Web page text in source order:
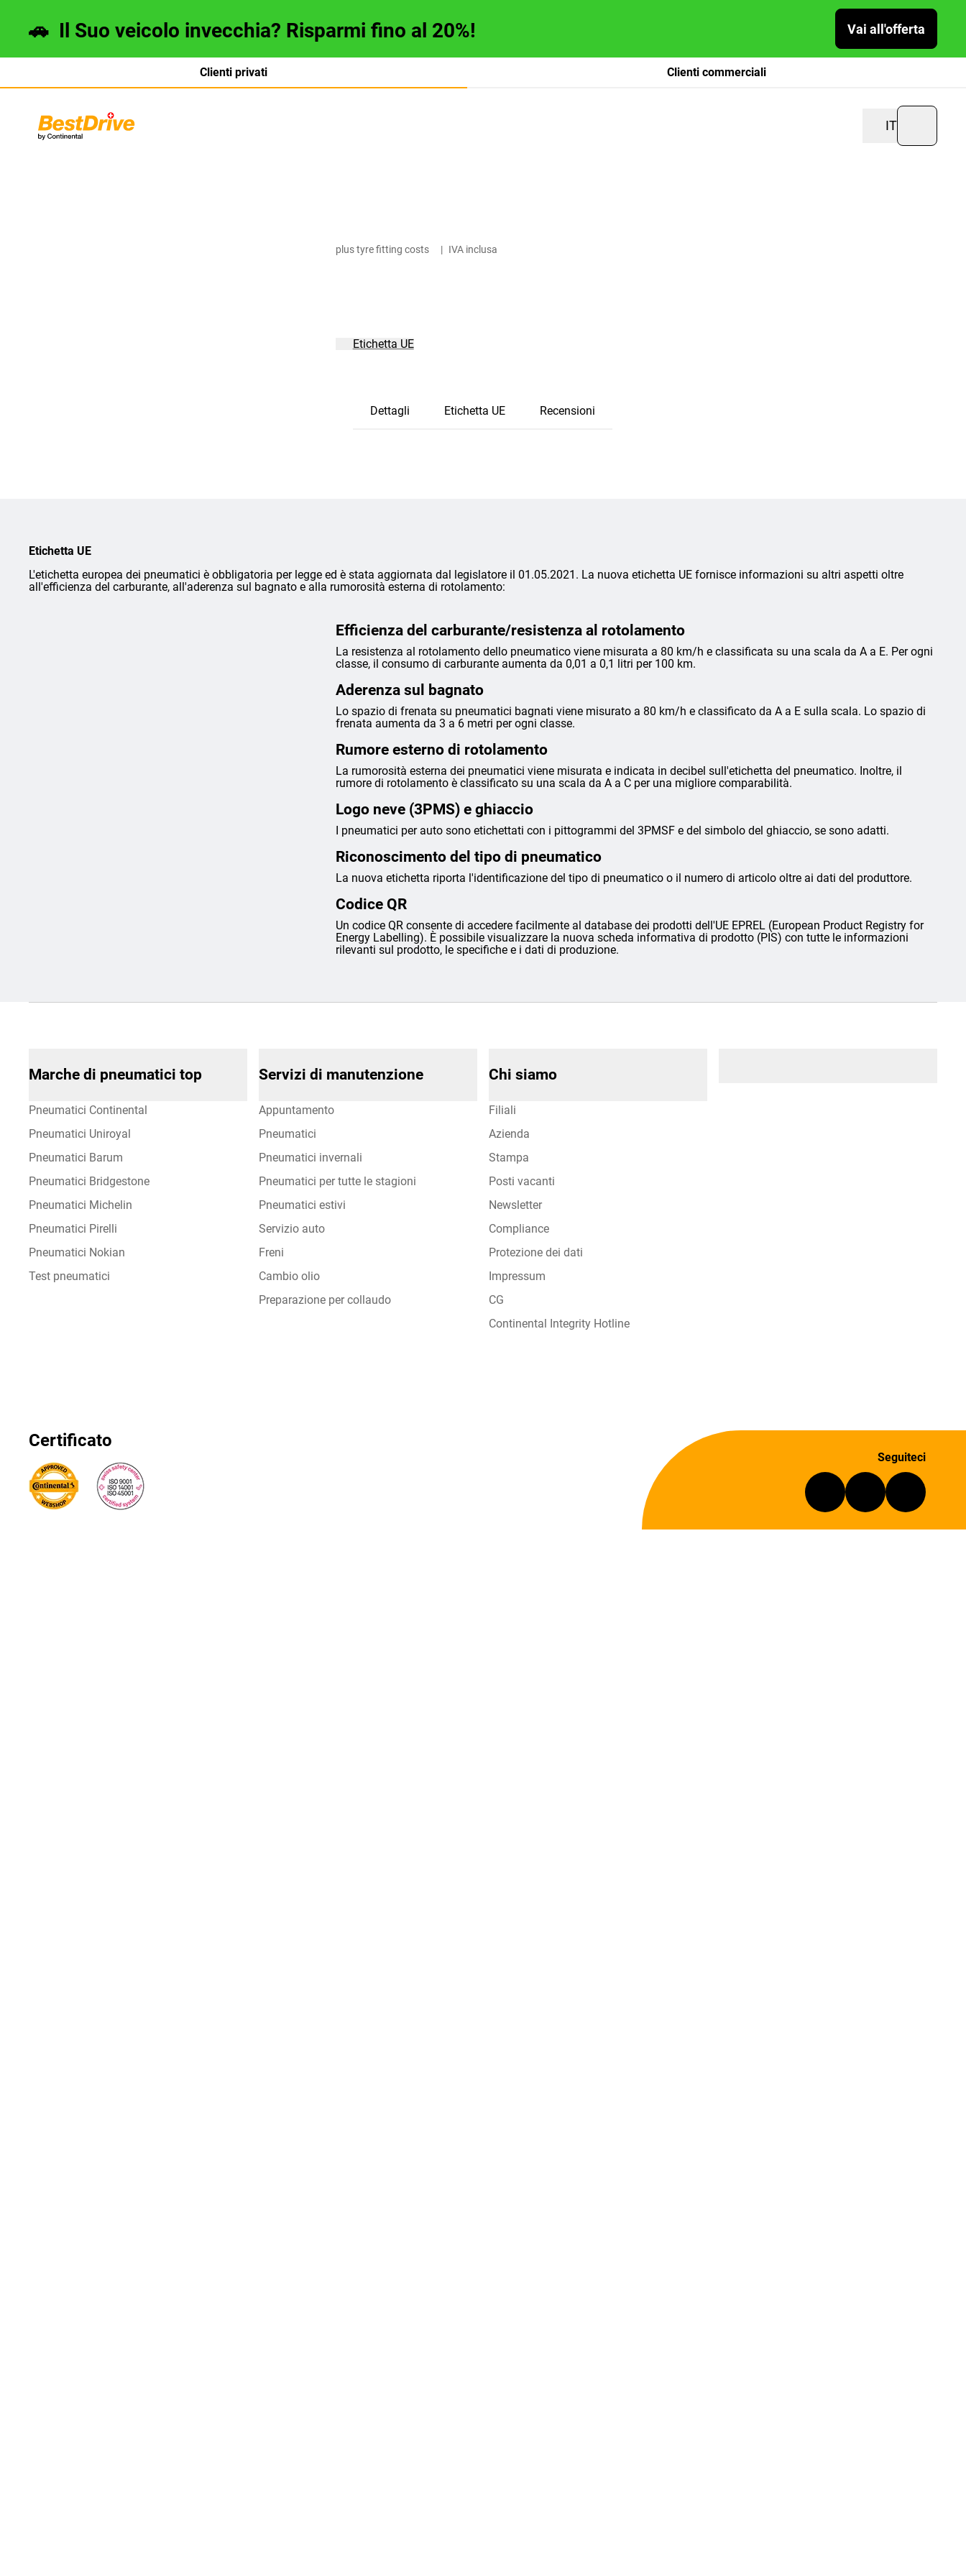
🚗 Il Suo veicolo invecchia? Risparmi fino al 20%! Vai all'offerta
Clienti privati Clienti commerciali
IT
Deutsch
plus tyre fitting costs | IVA inclusa
Etichetta UE
Dettagli Etichetta UE Recensioni
Etichetta UE
L'etichetta europea dei pneumatici è obbligatoria per legge ed è stata aggiornata dal legislatore il 01.05.2021. La nuova etichetta UE fornisce informazioni su altri aspetti oltre
all'efficienza del carburante, all'aderenza sul bagnato e alla rumorosità esterna di rotolamento:
Efficienza del carburante/resistenza al rotolamento
La resistenza al rotolamento dello pneumatico viene misurata a 80 km/h e classificata su una scala da A a E. Per ogni
classe, il consumo di carburante aumenta da 0,01 a 0,1 litri per 100 km.
Aderenza sul bagnato
Lo spazio di frenata su pneumatici bagnati viene misurato a 80 km/h e classificato da A a E sulla scala. Lo spazio di
frenata aumenta da 3 a 6 metri per ogni classe.
Rumore esterno di rotolamento
La rumorosità esterna dei pneumatici viene misurata e indicata in decibel sull'etichetta del pneumatico. Inoltre, il
rumore di rotolamento è classificato su una scala da A a C per una migliore comparabilità.
Logo neve (3PMS) e ghiaccio
I pneumatici per auto sono etichettati con i pittogrammi del 3PMSF e del simbolo del ghiaccio, se sono adatti.
Riconoscimento del tipo di pneumatico
La nuova etichetta riporta l'identificazione del tipo di pneumatico o il numero di articolo oltre ai dati del produttore.
Codice QR
Un codice QR consente di accedere facilmente al database dei prodotti dell'UE EPREL (European Product Registry for
Energy Labelling). È possibile visualizzare la nuova scheda informativa di prodotto (PIS) con tutte le informazioni
rilevanti sul prodotto, le specifiche e i dati di produzione.
Marche di pneumatici top
Pneumatici Continental
Pneumatici Uniroyal
Pneumatici Barum
Pneumatici Bridgestone
Pneumatici Michelin
Pneumatici Pirelli
Pneumatici Nokian
Test pneumatici
Servizi di manutenzione
Appuntamento
Pneumatici
Pneumatici invernali
Pneumatici per tutte le stagioni
Pneumatici estivi
Servizio auto
Freni
Cambio olio
Preparazione per collaudo
Chi siamo
Filiali
Azienda
Stampa
Posti vacanti
Newsletter
Compliance
Protezione dei dati
Impressum
CG
Continental Integrity Hotline
Certificato
Seguiteci